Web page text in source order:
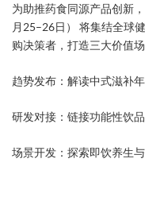
为助推药食同源产品创新
月25–26日）​​ 将集结全球
购决策者，打造三大价值场
趋势发布​：解读中式滋补
研发对接​：链接功能性饮
场景开发​：探索即饮养生